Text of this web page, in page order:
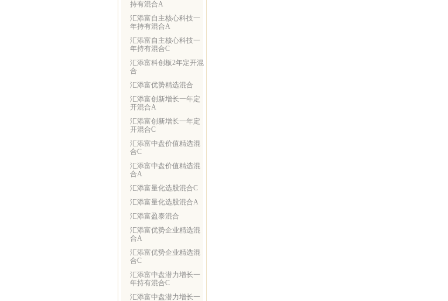
持有混合A
汇添富自主核心科技一
年持有混合A
汇添富自主核心科技一
年持有混合C
汇添富科创板2年定开混
合
汇添富优势精选混合
汇添富创新增长一年定
开混合A
汇添富创新增长一年定
开混合C
汇添富中盘价值精选混
合C
汇添富中盘价值精选混
合A
汇添富量化选股混合C
汇添富量化选股混合A
汇添富盈泰混合
汇添富优势企业精选混
合A
汇添富优势企业精选混
合C
汇添富中盘潜力增长一
年持有混合C
汇添富中盘潜力增长一